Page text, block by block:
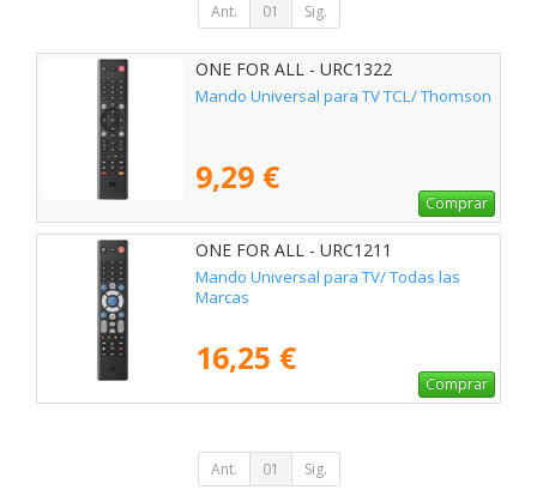
Ant. 01 Sig.
ONE FOR ALL - URC1322
Mando Universal para TV TCL/ Thomson
9,29 €
Comprar
ONE FOR ALL - URC1211
Mando Universal para TV/ Todas las
Marcas
16,25 €
Comprar
Ant. 01 Sig.